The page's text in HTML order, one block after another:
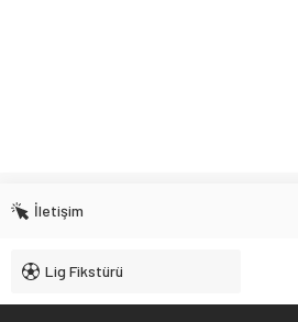
İletişim
Lig Fikstürü